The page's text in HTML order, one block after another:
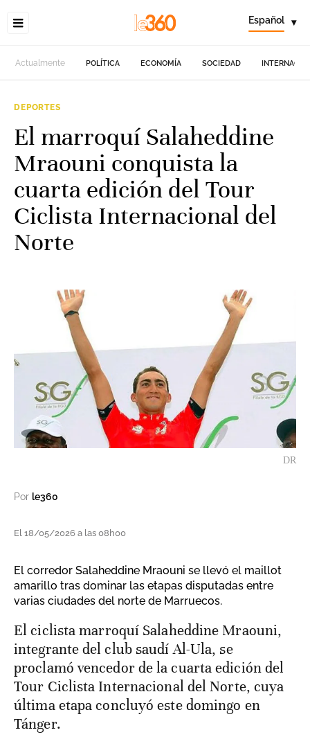
Español ▾
Actualmente POLÍTICA ECONOMÍA SOCIEDAD
DEPORTES
El marroquí Salaheddine
Mraouni conquista la
cuarta edición del Tour
Ciclista Internacional del
Norte
DR
Por le360
El 18/05/2026 a las 08h00
El corredor Salaheddine Mraouni se llevó el maillot
amarillo tras dominar las etapas disputadas entre
varias ciudades del norte de Marruecos.
El ciclista marroquí Salaheddine Mraouni,
integrante del club saudí Al-Ula, se
proclamó vencedor de la cuarta edición del
Tour Ciclista Internacional del Norte, cuya
última etapa concluyó este domingo en
Tánger.